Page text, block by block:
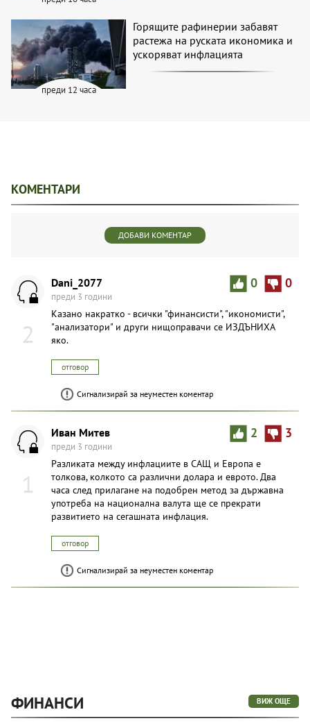
преди 12 часа
Горящите рафинерии забавят
растежа на руската икономика и
ускоряват инфлацията
КОМЕНТАРИ
ДОБАВИ КОМЕНТАР
2
0 0
Dani_2077
преди 3 години
Казано накратко - всички "финансисти", "икономисти",
"анализатори" и други нищоправачи се ИЗДЪНИХА
яко.
отговор
Сигнализирай за неуместен коментар
1
2 3
Иван Митев
преди 3 години
Разликата между инфлациите в САЩ и Европа е
толкова, колкото са различни долара и еврото. Два
часа след прилагане на подобрен метод за държавна
употреба на национална валута ще се прекрати
развитието на сегашната инфлация.
отговор
Сигнализирай за неуместен коментар
ФИНАНСИ ВИЖ ОЩЕ